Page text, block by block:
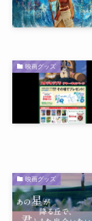
映画グッズ
映画グッズ